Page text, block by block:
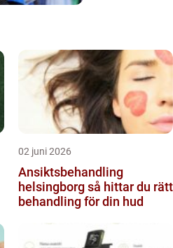
02 juni 2026
Ansiktsbehandling
helsingborg så hittar du rätt
behandling för din hud